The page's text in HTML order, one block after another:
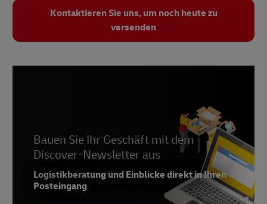
Kontaktieren Sie uns, um noch heute zu
versenden
Bauen Sie Ihr Geschäft mit dem
Discover-Newsletter aus
Logistikberatung und Einblicke direkt in Ihren
Posteingang